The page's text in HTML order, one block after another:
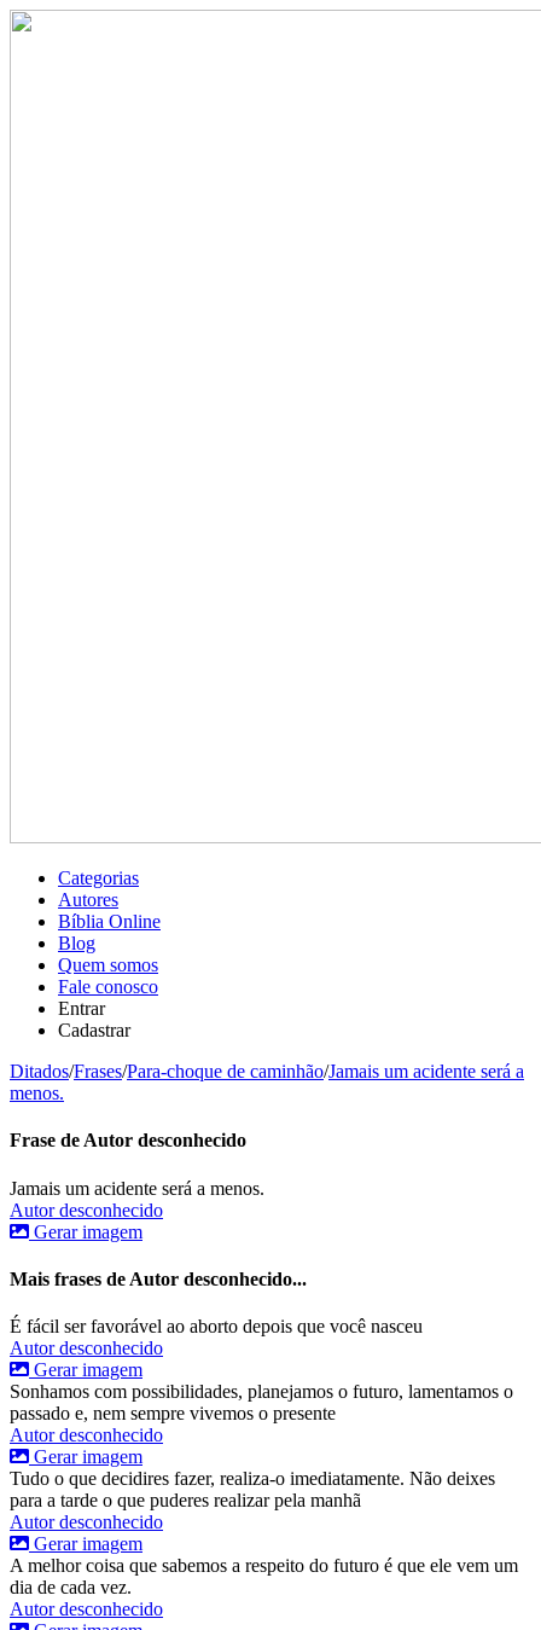
Categorias
Autores
Bíblia Online
Blog
Quem somos
Fale conosco
Entrar
Cadastrar
Ditados/Frases/Para-choque de caminhão/Jamais um acidente será a
menos.
Frase de Autor desconhecido
Jamais um acidente será a menos.
Autor desconhecido
Gerar imagem
Mais frases de Autor desconhecido...
É fácil ser favorável ao aborto depois que você nasceu
Autor desconhecido
Gerar imagem
Sonhamos com possibilidades, planejamos o futuro, lamentamos o
passado e, nem sempre vivemos o presente
Autor desconhecido
Gerar imagem
Tudo o que decidires fazer, realiza-o imediatamente. Não deixes
para a tarde o que puderes realizar pela manhã
Autor desconhecido
Gerar imagem
A melhor coisa que sabemos a respeito do futuro é que ele vem um
dia de cada vez.
Autor desconhecido